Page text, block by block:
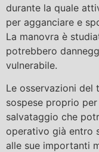
durante la quale
per agganciare e
La manovra è
potrebbero
vulnerabile.
Le osservazioni del
sospese proprio
salvataggio che
operativo già entro
alle sue importanti